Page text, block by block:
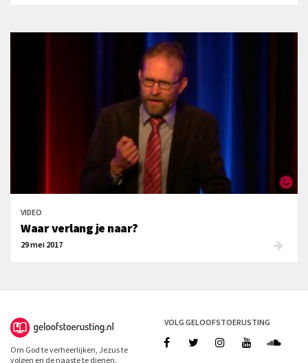
VIDEO
Waar verlang je naar?
29 mei 2017
Om God te verheerlijken, Jezus te
volgen en de naaste te dienen.
VOLG GELOOFSTOERUSTING